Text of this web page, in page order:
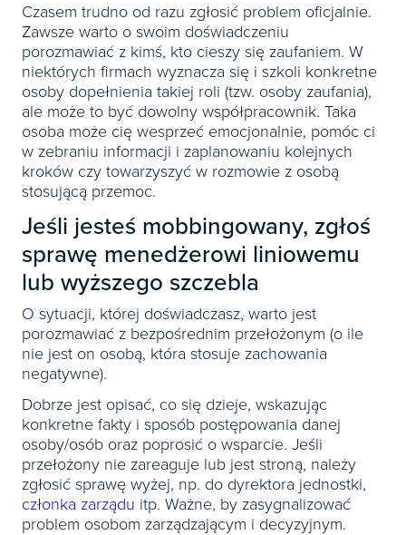
Czasem trudno od razu zgłosić problem oficjalnie.
Zawsze warto o swoim doświadczeniu
porozmawiać z kimś, kto cieszy się zaufaniem. W
niektórych firmach wyznacza się i szkoli konkretne
osoby dopełnienia takiej roli (tzw. osoby zaufania),
ale może to być dowolny współpracownik. Taka
osoba może cię wesprzeć emocjonalnie, pomóc ci
w zebraniu informacji i zaplanowaniu kolejnych
kroków czy towarzyszyć w rozmowie z osobą
stosującą przemoc.
Jeśli jesteś mobbingowany, zgłoś
sprawę menedżerowi liniowemu
lub wyższego szczebla
O sytuacji, której doświadczasz, warto jest
porozmawiać z bezpośrednim przełożonym (o ile
nie jest on osobą, która stosuje zachowania
negatywne).
Dobrze jest opisać, co się dzieje, wskazując
konkretne fakty i sposób postępowania danej
osoby/osób oraz poprosić o wsparcie. Jeśli
przełożony nie zareaguje lub jest stroną, należy
zgłosić sprawę wyżej, np. do dyrektora jednostki,
członka zarządu itp. Ważne, by zasygnalizować
problem osobom zarządzającym i decyzyjnym.